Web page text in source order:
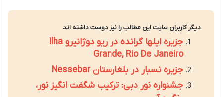
دیگر کاربران سایت این مطالب را نیز دوست داشته اند
جزیره ایلها گرانده در ریو دوژانیرو Ilha
Grande, Rio De Janeiro
جزیره نسبار در بلغارستان Nessebar
جشنواره نور دبی: ترکیب شگفت انگیز نور،